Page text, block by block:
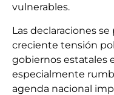
vulnerables.
Las declaraciones
creciente tensión
gobiernos estatales
especialmente
agenda nacional